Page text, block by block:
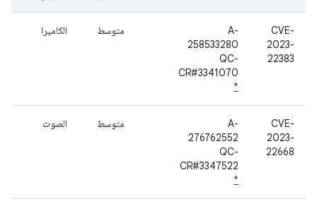
CVE-
2023-
22383
A-
258533280
QC-
CR#3341070
*
متوسط الكاميرا
CVE-
2023-
22668
A-
276762552
QC-
CR#3347522
*
متوسط الصوت